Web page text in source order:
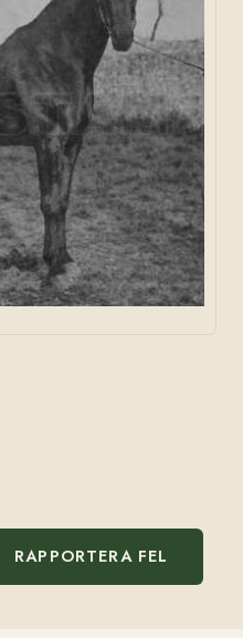
RAPPORTERA FEL